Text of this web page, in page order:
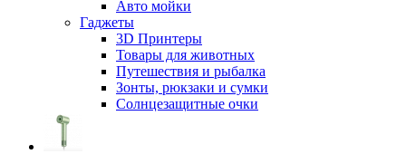
Авто мойки
Гаджеты
3D Принтеры
Товары для животных
Путешествия и рыбалка
Зонты, рюкзаки и сумки
Солнцезащитные очки